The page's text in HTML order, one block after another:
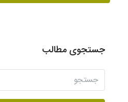
جستجوی مطالب